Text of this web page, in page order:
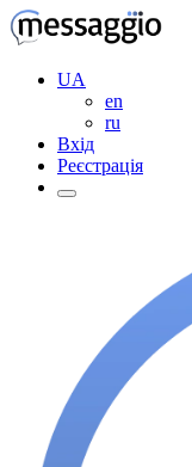
UA
en
ru
Вхід
Реєстрація